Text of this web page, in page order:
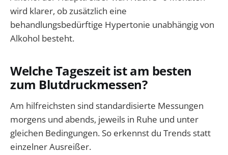
wird klarer, ob zusätzlich eine
behandlungsbedürftige Hypertonie unabhängig von
Alkohol besteht.
Welche Tageszeit ist am besten
zum Blutdruckmessen?
Am hilfreichsten sind standardisierte Messungen
morgens und abends, jeweils in Ruhe und unter
gleichen Bedingungen. So erkennst du Trends statt
einzelner Ausreißer.